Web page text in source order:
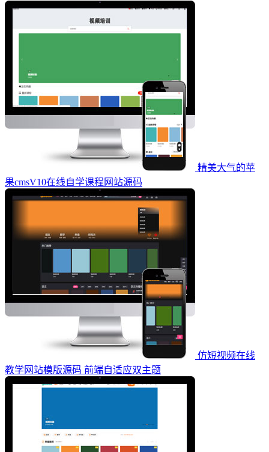
精美大气的苹
果cmsV10在线自学课程网站源码
仿短视频在线
教学网站模版源码 前端自适应双主题